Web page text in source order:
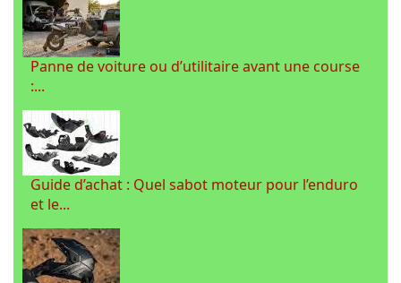
Panne de voiture ou d’utilitaire avant une course
:...
Guide d’achat : Quel sabot moteur pour l’enduro
et le...